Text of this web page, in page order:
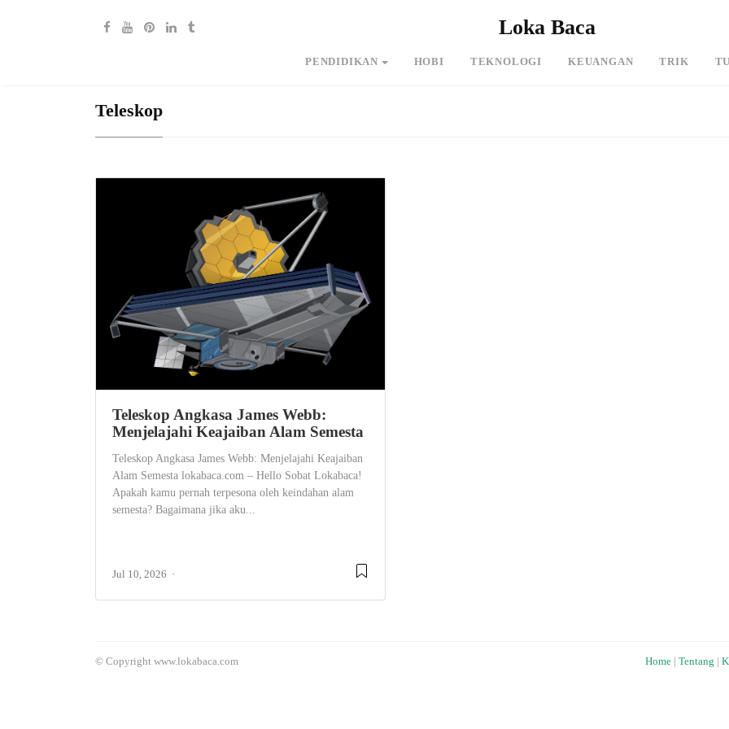
Loka Baca
PENDIDIKAN HOBI TEKNOLOGI KEUANGAN TRIK
Teleskop
Teleskop Angkasa James Webb:
Menjelajahi Keajaiban Alam Semesta
Teleskop Angkasa James Webb: Menjelajahi Keajaiban
Alam Semesta lokabaca.com – Hello Sobat Lokabaca!
Apakah kamu pernah terpesona oleh keindahan alam
semesta? Bagaimana jika aku...
Jul 10, 2026
© Copyright www.lokabaca.com Home Tentang